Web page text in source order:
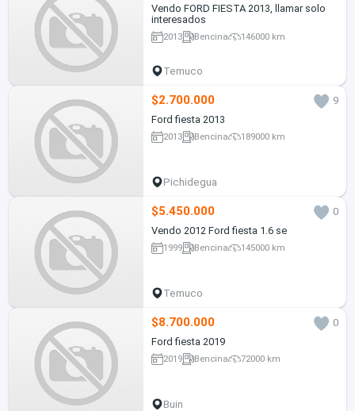
Vendo FORD FIESTA 2013, llamar solo
interesados
2013 Bencina 146000 km
Temuco
$2.700.000
9
Ford fiesta 2013
2013 Bencina 189000 km
Pichidegua
$5.450.000
0
Vendo 2012 Ford fiesta 1.6 se
1999 Bencina 145000 km
Temuco
$8.700.000
0
Ford fiesta 2019
2019 Bencina 72000 km
Buin